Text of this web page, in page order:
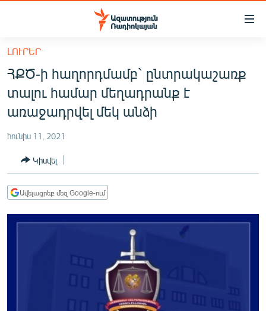
Մատչելիության
հիմնական
բովանդակությանը
հիմնական
մենյուին
ՀԱՅԱՍՏԱՆ
ՔԱՂԱՔԱԿԱՆ
ՀԱՍԱՐԱԿՈՒԹՅՈՒՆ
ՏՆՏԵՍՈՒԹՅՈՒՆ
ՂԱՐԱԲԱՂ
ՊԱՏԵՐԱԶՄԻ 6 ՇԱԲԱԹՆԵՐԸ
ԼՈՒՐԵՐ
ՀՔԾ-ի հաղորդմամբ` ընտրակաշառք
տալու համար մեղադրանք է
առաջադրվել մեկ անձի
հունիս 11, 2021
Կիսվել
Ավելացրեք մեզ Google-ում